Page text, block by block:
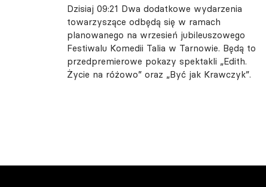
Dzisiaj 09:21 Dwa dodatkowe wydarzenia
towarzyszące odbędą się w ramach
planowanego na wrzesień jubileuszowego
Festiwalu Komedii Talia w Tarnowie. Będą to
przedpremierowe pokazy spektakli „Edith.
Życie na różowo” oraz „Być jak Krawczyk”.